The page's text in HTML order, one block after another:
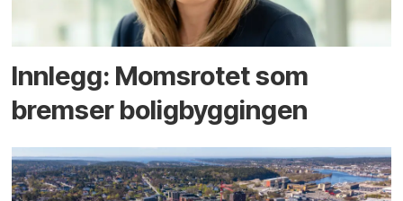
Innlegg: Moms­rotet som
bremser bolig­byggingen